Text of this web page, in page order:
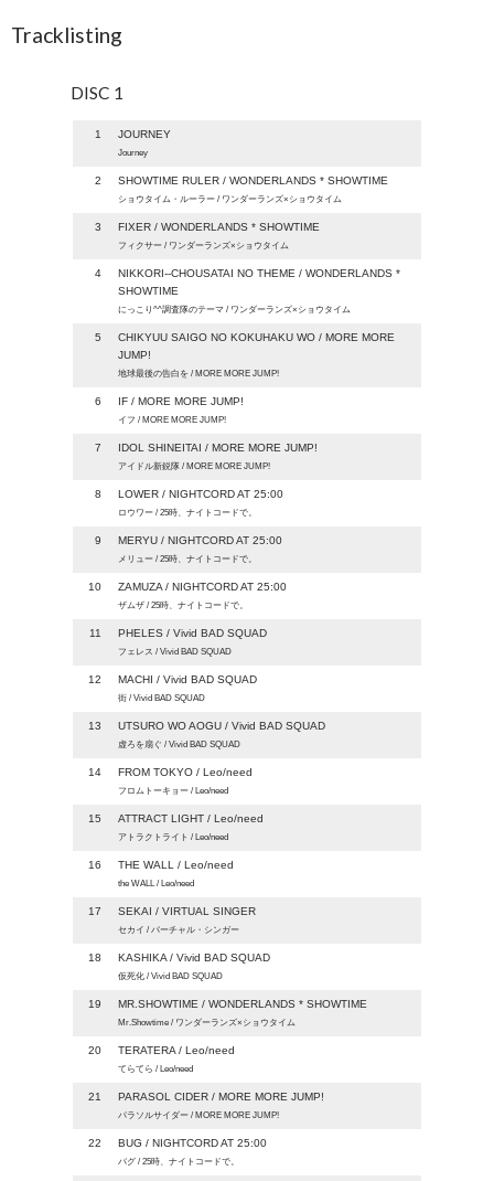
Tracklisting
DISC 1
1 JOURNEY
Journey
2 SHOWTIME RULER / WONDERLANDS * SHOWTIME
ショウタイム・ルーラー / ワンダーランズ×ショウタイム
3 FIXER / WONDERLANDS * SHOWTIME
フィクサー / ワンダーランズ×ショウタイム
4
NIKKORI--CHOUSATAI NO THEME / WONDERLANDS *
SHOWTIME
にっこり^^調査隊のテーマ / ワンダーランズ×ショウタイム
5
CHIKYUU SAIGO NO KOKUHAKU WO / MORE MORE
JUMP!
地球最後の告白を / MORE MORE JUMP!
6 IF / MORE MORE JUMP!
イフ / MORE MORE JUMP!
7 IDOL SHINEITAI / MORE MORE JUMP!
アイドル新鋭隊 / MORE MORE JUMP!
8 LOWER / NIGHTCORD AT 25:00
ロウワー / 25時、ナイトコードで。
9 MERYU / NIGHTCORD AT 25:00
メリュー / 25時、ナイトコードで。
10 ZAMUZA / NIGHTCORD AT 25:00
ザムザ / 25時、ナイトコードで。
11 PHELES / Vivid BAD SQUAD
フェレス / Vivid BAD SQUAD
12 MACHI / Vivid BAD SQUAD
街 / Vivid BAD SQUAD
13 UTSURO WO AOGU / Vivid BAD SQUAD
虚ろを扇ぐ / Vivid BAD SQUAD
14 FROM TOKYO / Leo/need
フロムトーキョー / Leo/need
15 ATTRACT LIGHT / Leo/need
アトラクトライト / Leo/need
16 THE WALL / Leo/need
the WALL / Leo/need
17 SEKAI / VIRTUAL SINGER
セカイ / バーチャル・シンガー
18 KASHIKA / Vivid BAD SQUAD
仮死化 / Vivid BAD SQUAD
19 MR.SHOWTIME / WONDERLANDS * SHOWTIME
Mr.Showtime / ワンダーランズ×ショウタイム
20 TERATERA / Leo/need
てらてら / Leo/need
21 PARASOL CIDER / MORE MORE JUMP!
パラソルサイダー / MORE MORE JUMP!
22 BUG / NIGHTCORD AT 25:00
バグ / 25時、ナイトコードで。